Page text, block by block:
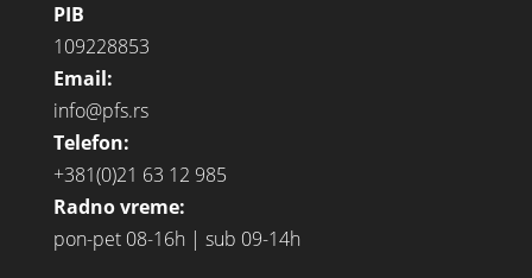
PIB
109228853
Email:
info@pfs.rs
Telefon:
+381(0)21 63 12 985
Radno vreme:
pon-pet 08-16h | sub 09-14h